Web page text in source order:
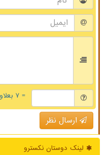
= ۷ بعلاوه ۳
ارسال نظر
لینک دوستان نكسترو